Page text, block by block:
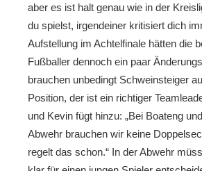
aber es ist halt genau wie in der
du spielst, irgendeiner kritisiert dich
Aufstellung im Achtelfinale hätten die
Fußballer dennoch ein paar
brauchen unbedingt Schweinsteiger
Position, der ist ein richtiger
und Kevin fügt hinzu: „Bei Boateng
Abwehr brauchen wir keine
regelt das schon.“ In der Abwehr